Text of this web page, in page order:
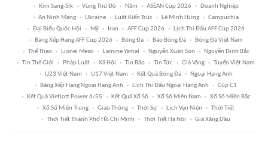
Kim Sang-Sik
Vùng Thủ Đô Năm ASEAN Cup 2026
Doanh Nghiệp
An Ninh Mạng
Ukraine Luật Kiến Trúc Lê Minh Hưng
Campuchia
Đại Biểu Quốc Hội
Mỹ Iran AFF Cup 2026
Lịch Thi Đấu AFF Cup 2026
Bảng Xếp Hạng AFF Cup 2026
Bóng Đá Báo Bóng Đá
Bóng Đá Việt Nam
Thể Thao
Lionel Messi Lamine Yamal Nguyễn Xuân Son
Nguyễn Đình Bắc
Tin Thế Giới
Pháp Luật Xã Hội Tin Bão Tin Tức Giá Vàng
Tuyển Việt Nam
U23 Việt Nam
U17 Việt Nam Kết Quả Bóng Đá
Ngoại Hạng Anh
Bảng Xếp Hạng Ngoại Hạng Anh
Lịch Thi Đấu Ngoại Hạng Anh
Cúp C1
Kết Quả Vietlott Power 6/55
Kết Quả Xổ Số Xổ Số Miền Nam
Xổ Số Miền Bắc
Xổ Số Miền Trung
Giao Thông Thời Sự Lịch Vạn Niên
Thời Tiết
Thời Tiết Thành Phố Hồ Chí Minh
Thời Tiết Hà Nội Giá Xăng Dầu